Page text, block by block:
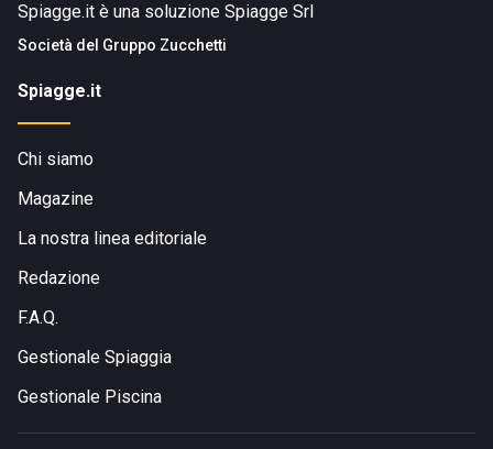
Spiagge.it è una soluzione Spiagge Srl
Società del Gruppo Zucchetti
Spiagge.it
Chi siamo
Magazine
La nostra linea editoriale
Redazione
F.A.Q.
Gestionale Spiaggia
Gestionale Piscina